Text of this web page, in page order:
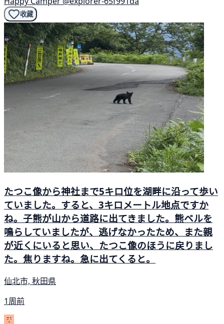
收藏
たつこ像から神社まで5キロ位を湖畔に沿って歩い
ていました。すると、3キロメートル地点ですか
ね。子熊が山から道路に出てきました。熊ベルを
鳴らしていましたが、逃げなかったため、また親
が近くにいると思い、たつこ像のほうに戻りまし
た。焦りますね。急に出てくると。
仙北市, 秋田県
1周前